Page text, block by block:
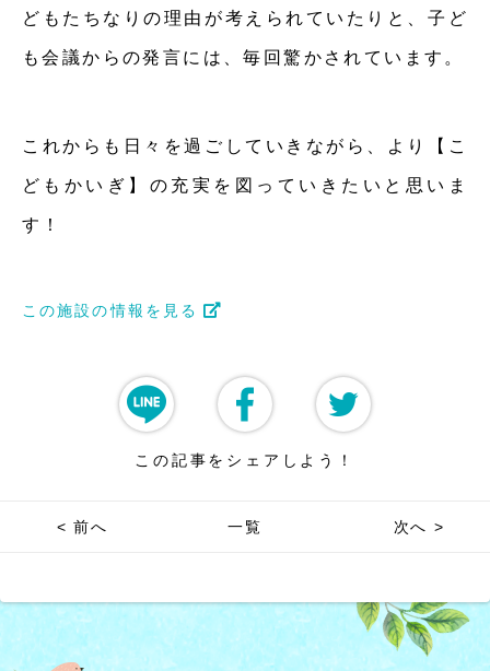
どもたちなりの理由が考えられていたりと、子ど
も会議からの発言には、毎回驚かされています。
これからも日々を過ごしていきながら、より【こ
どもかいぎ】の充実を図っていきたいと思いま
す！
この施設の情報を見る
この記事をシェアしよう！
< 前へ 一覧 次へ >